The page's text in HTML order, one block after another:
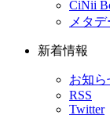
CiNii
メタ
新着情報
お知ら
RSS
Twitter